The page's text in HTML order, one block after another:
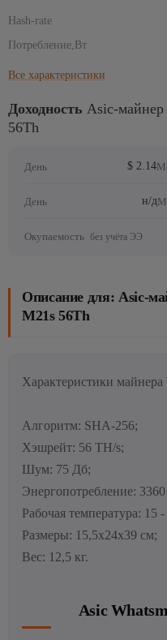
Hash-rate
Потребление,Вт
Все характеристики
Доходность Asic-
56Th
День $ 2.14
День н/д
Окупаемость без учёта ЭЭ
Описание для: Asic-
M21s 56Th
Характеристики майнера
Алгоритм: SHA-256;
Хэшрейт: 56 TH/s;
Шум: 75 Дб;
Энергопотребление:
Рабочая температура: 15 -
Размеры: 15,5х24х39 см;
Вес: 12,5 кг.
Asic